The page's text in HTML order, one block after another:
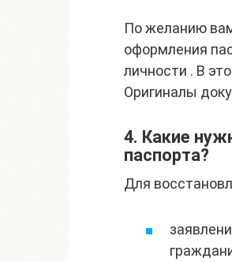
По желанию
оформления
личности . В
Оригиналы
4. Какие
паспорта?
Для